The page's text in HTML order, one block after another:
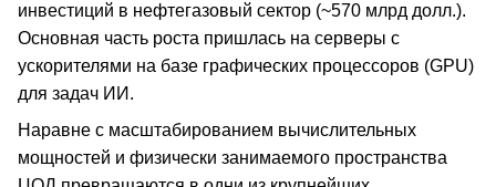
инвестиций в нефтегазовый сектор (~570 млрд долл.).
Основная часть роста пришлась на серверы с
ускорителями на базе графических процессоров (GPU)
для задач ИИ.
Наравне с масштабированием вычислительных
мощностей и физически занимаемого пространства